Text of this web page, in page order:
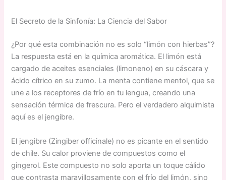
El Secreto de la Sinfonía: La Ciencia del Sabor
¿Por qué esta combinación no es solo “limón con hierbas”?
La respuesta está en la química aromática. El limón está
cargado de aceites esenciales (limoneno) en su cáscara y
ácido cítrico en su zumo. La menta contiene mentol, que se
une a los receptores de frío en tu lengua, creando una
sensación térmica de frescura. Pero el verdadero alquimista
aquí es el jengibre.
El jengibre (Zingiber officinale) no es picante en el sentido
de chile. Su calor proviene de compuestos como el
gingerol. Este compuesto no solo aporta un toque cálido
que contrasta maravillosamente con el frío del limón, sino